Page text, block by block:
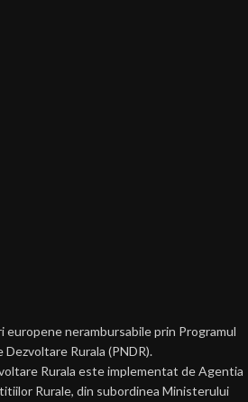
nerambursabile prin Programul
Dezvoltare Rurala (PNDR).
Rurala este implementat de Agentia
Rurale, din subordinea Ministerului